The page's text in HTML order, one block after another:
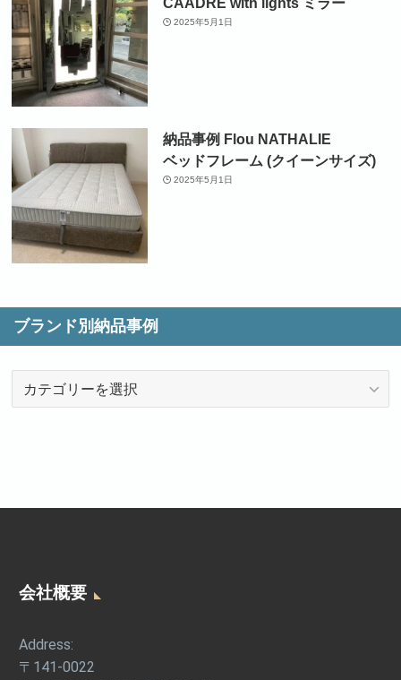
2025年5月1日
納品事例 Flou NATHALIE
ベッドフレーム (クイーンサイズ)
2025年5月1日
ブランド別納品事例
会社概要
Address:
〒141-0022